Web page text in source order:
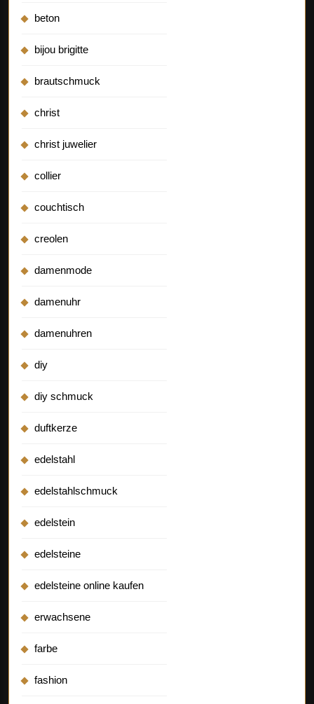
beton
bijou brigitte
brautschmuck
christ
christ juwelier
collier
couchtisch
creolen
damenmode
damenuhr
damenuhren
diy
diy schmuck
duftkerze
edelstahl
edelstahlschmuck
edelstein
edelsteine
edelsteine online kaufen
erwachsene
farbe
fashion